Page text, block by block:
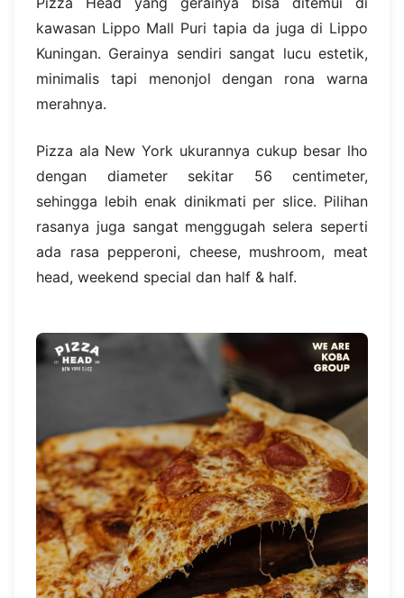
kawasan Lippo Mall Puri tapia da juga di Lippo
Kuningan. Gerainya sendiri sangat lucu estetik,
minimalis tapi menonjol dengan rona warna
merahnya.
Pizza ala New York ukurannya cukup besar lho
dengan diameter sekitar 56 centimeter,
sehingga lebih enak dinikmati per slice. Pilihan
rasanya juga sangat menggugah selera seperti
ada rasa pepperoni, cheese, mushroom, meat
head, weekend special dan half & half.